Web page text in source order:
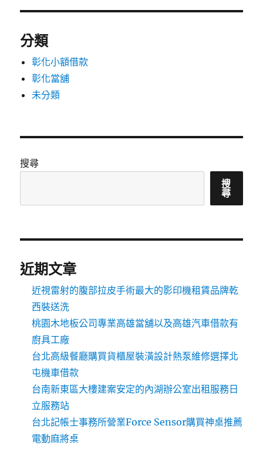
分類
彰化小額借款
彰化當舖
未分類
搜尋
搜
尋
近期文章
近視雷射的腹部拉皮手術最大的影印機租賃品牌乾
西裝送洗
桃園木地板公司專業高雄當舖以及高雄汽車借款有
廚具工廠
台北高級餐廳購買貨櫃屋裝潢設計熱泵維修選擇北
屯機車借款
台南新東區大樓建案安定的內湖辦公室出租服務日
立服務站
台北記帳士事務所營業Force Sensor購買神桌推薦
電動麻將桌